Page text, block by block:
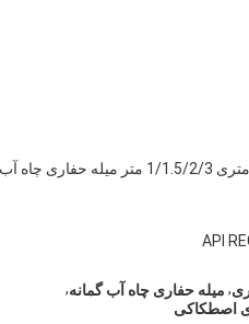
لوله های حفاری گمانه 76 میلی متری 1/1.5/2/3 متر
, میله حفاری چاه آب گمانه,
اصطکاکی